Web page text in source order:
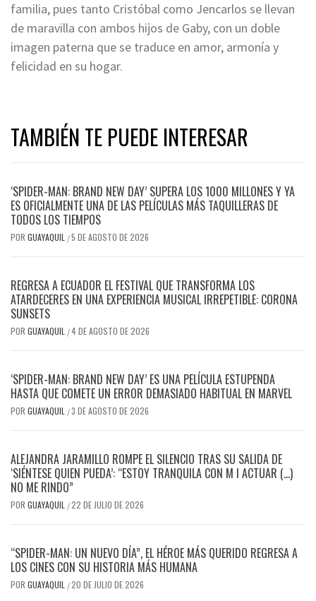
familia, pues tanto Cristóbal como Jencarlos se llevan
de maravilla con ambos hijos de Gaby, con un doble
imagen paterna que se traduce en amor, armonía y
felicidad en su hogar.
TAMBIÉN TE PUEDE INTERESAR
‘SPIDER-MAN: BRAND NEW DAY’ SUPERA LOS 1000 MILLONES Y YA
ES OFICIALMENTE UNA DE LAS PELÍCULAS MÁS TAQUILLERAS DE
TODOS LOS TIEMPOS
POR GUAYAQUIL /5 DE AGOSTO DE 2026
REGRESA A ECUADOR EL FESTIVAL QUE TRANSFORMA LOS
ATARDECERES EN UNA EXPERIENCIA MUSICAL IRREPETIBLE: CORONA
SUNSETS
POR GUAYAQUIL /4 DE AGOSTO DE 2026
‘SPIDER-MAN: BRAND NEW DAY’ ES UNA PELÍCULA ESTUPENDA
HASTA QUE COMETE UN ERROR DEMASIADO HABITUAL EN MARVEL
POR GUAYAQUIL /3 DE AGOSTO DE 2026
​ALEJANDRA JARAMILLO ROMPE EL SILENCIO TRAS SU SALIDA DE
‘SIÉNTESE QUIEN PUEDA’: “ESTOY TRANQUILA CON M I ACTUAR (…)
NO ME RINDO”
POR GUAYAQUIL /22 DE JULIO DE 2026
“SPIDER-MAN: UN NUEVO DÍA”, EL HÉROE MÁS QUERIDO REGRESA A
LOS CINES CON SU HISTORIA MÁS HUMANA
POR GUAYAQUIL /20 DE JULIO DE 2026